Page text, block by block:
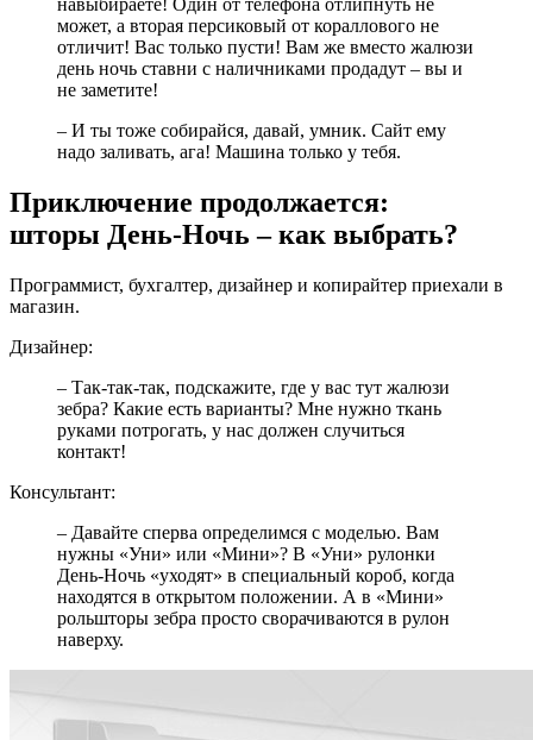
может, а вторая персиковый от кораллового не
отличит! Вас только пусти! Вам же вместо жалюзи
день ночь ставни с наличниками продадут – вы и
не заметите!
– И ты тоже собирайся, давай, умник. Сайт ему
надо заливать, ага! Машина только у тебя.
Приключение продолжается:
шторы День-Ночь – как выбрать?
Программист, бухгалтер, дизайнер и копирайтер приехали в
магазин.
Дизайнер:
– Так-так-так, подскажите, где у вас тут жалюзи
зебра? Какие есть варианты? Мне нужно ткань
руками потрогать, у нас должен случиться
контакт!
Консультант:
– Давайте сперва определимся с моделью. Вам
нужны «Уни» или «Мини»? В «Уни» рулонки
День-Ночь «уходят» в специальный короб, когда
находятся в открытом положении. А в «Мини»
рольшторы зебра просто сворачиваются в рулон
наверху.